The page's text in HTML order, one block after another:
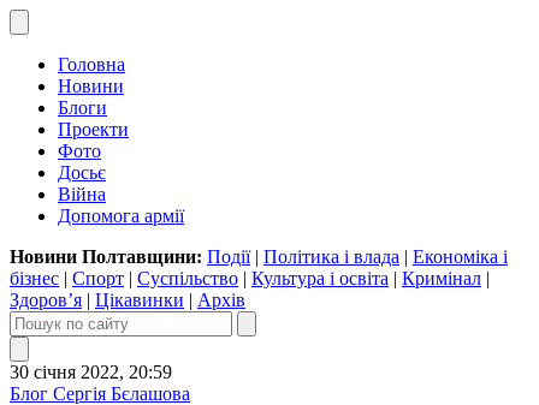
Головна
Новини
Блоги
Проекти
Фото
Досьє
Війна
Допомога армії
Новини Полтавщини: Події| Політика і влада | Економіка і
бізнес | Спорт | Суспільство | Культура і освіта | Кримінал |
Здоров’я | Цікавинки | Архів
30 січня 2022, 20:59
Блог Сергія Бєлашова